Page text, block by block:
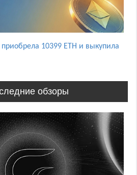
10399 ETH и выкупила
обзоры